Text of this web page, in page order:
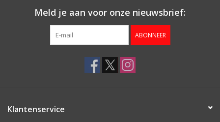
Meld je aan voor onze nieuwsbrief:
ABONNEER
Klantenservice